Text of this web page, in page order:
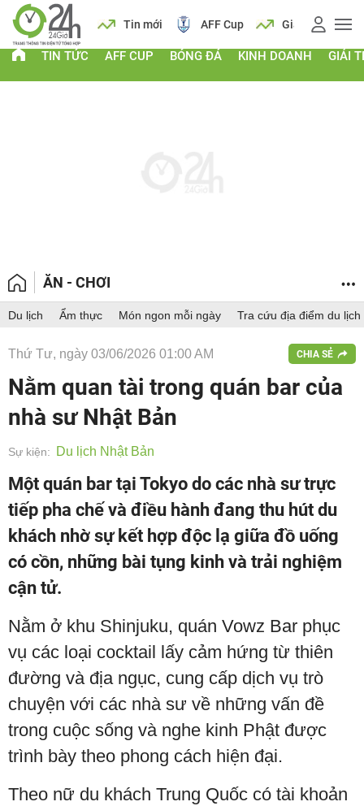
Lịch Tin mới AFF Cup Giá vàng
TIN TỨC AFF CUP BÓNG ĐÁ KINH DOANH GIẢI
ĂN - CHƠI
Du lịch Ẩm thực Món ngon mỗi ngày Tra cứu địa điểm du lịch
Thứ Tư, ngày 03/06/2026 01:00 AM CHIA SẺ
Nằm quan tài trong quán bar của
nhà sư Nhật Bản
Sự kiện: Du lịch Nhật Bản
Một quán bar tại Tokyo do các nhà sư trực
tiếp pha chế và điều hành đang thu hút du
khách nhờ sự kết hợp độc lạ giữa đồ uống
có cồn, những bài tụng kinh và trải nghiệm
cận tử.
Nằm ở khu Shinjuku, quán Vowz Bar phục
vụ các loại cocktail lấy cảm hứng từ thiên
đường và địa ngục, cung cấp dịch vụ trò
chuyện với các nhà sư về những vấn đề
trong cuộc sống và nghe kinh Phật được
trình bày theo phong cách hiện đại.
Theo nữ du khách Trung Quốc có tài khoản